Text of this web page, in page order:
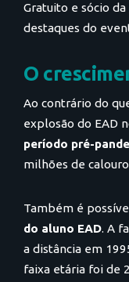
Gratuito e sócio da
destaques do
O
Ao contrário do
explosão do EAD
período pré-
milhões de
Também é
do aluno EAD. A
a distância em
faixa etária foi de